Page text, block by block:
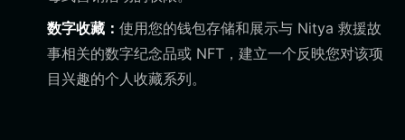
数字收藏： 使用您的钱包存储和展示与 Nitya 救援故
事相关的数字纪念品或 NFT，建立一个反映您对该项
目兴趣的个人收藏系列。